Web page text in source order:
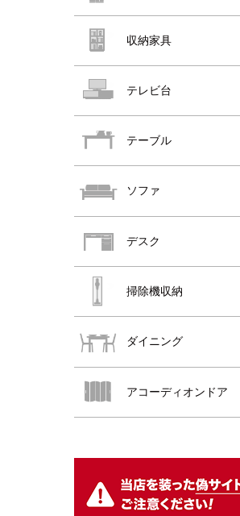
おすすめ商品
おすすめ商品
収納家具
テレビ台
テーブル
ソファ
デスク
掃除機収納
ダイニング
アコーディオンドア